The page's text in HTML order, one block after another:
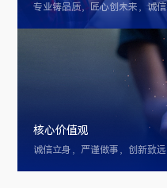
专业铸品质，匠心创未来，诚
核心价值观
诚信立身，严谨做事，创新致